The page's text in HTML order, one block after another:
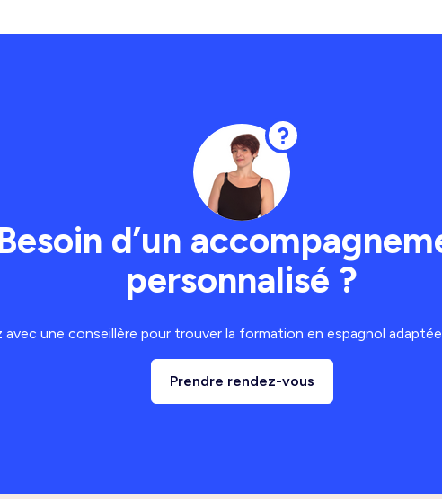
d’un
personnalisé ?
avec une conseillère pour trouver la formation en espagnol
Prendre rendez-vous